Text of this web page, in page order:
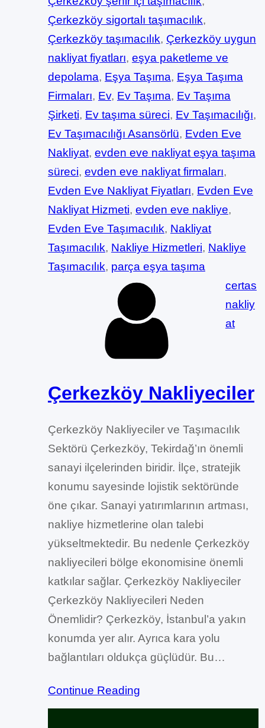
Çerkezköy sigortalı taşımacılık
Çerkezköy taşımacılık, Çerkezköy uygun
nakliyat fiyatları, eşya paketleme ve
depolama, Eşya Taşıma, Eşya Taşıma
Firmaları, Ev, Ev Taşıma, Ev Taşıma
Şirketi, Ev taşıma süreci, Ev Taşımacılığı
Ev Taşımacılığı Asansörlü, Evden Eve
Nakliyat, evden eve nakliyat eşya taşıma
süreci, evden eve nakliyat firmaları
Evden Eve Nakliyat Fiyatları, Evden Eve
Nakliyat Hizmeti, evden eve nakliye
Evden Eve Taşımacılık, Nakliyat
Taşımacılık, Nakliye Hizmetleri, Nakliye
Taşımacılık, parça eşya taşıma
certas
nakliy
at
Çerkezköy Nakliyeciler
Çerkezköy Nakliyeciler ve Taşımacılık
Sektörü Çerkezköy, Tekirdağ’ın önemli
sanayi ilçelerinden biridir. İlçe, stratejik
konumu sayesinde lojistik sektöründe
öne çıkar. Sanayi yatırımlarının artması,
nakliye hizmetlerine olan talebi
yükseltmektedir. Bu nedenle Çerkezköy
nakliyecileri bölge ekonomisine önemli
katkılar sağlar. Çerkezköy Nakliyeciler
Çerkezköy Nakliyecileri Neden
Önemlidir? Çerkezköy, İstanbul’a yakın
konumda yer alır. Ayrıca kara yolu
bağlantıları oldukça güçlüdür. Bu…
Continue Reading